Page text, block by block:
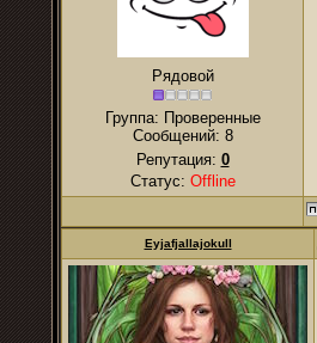
Рядовой
Группа: Проверенные
Сообщений: 8
Репутация: 0
Статус: Offline
Eyjafjallajokull